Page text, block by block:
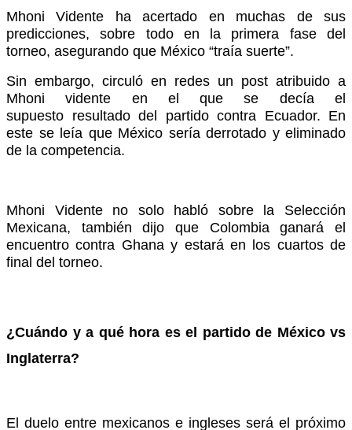
Mhoni Vidente ha acertado en muchas de sus
predicciones, sobre todo en la primera fase del
torneo, asegurando que México “traía suerte”.
Sin embargo, circuló en redes un post atribuido a
Mhoni vidente en el que se decía el
supuesto resultado del partido contra Ecuador. En
este se leía que México sería derrotado y eliminado
de la competencia.
Mhoni Vidente no solo habló sobre la Selección
Mexicana, también dijo que Colombia ganará el
encuentro contra Ghana y estará en los cuartos de
final del torneo.
¿Cuándo y a qué hora es el partido de México vs
Inglaterra?
El duelo entre mexicanos e ingleses será el próximo